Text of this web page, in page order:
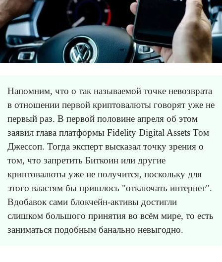
Напомним, что о так называемой точке невозврата
в отношении первой криптовалюты говорят уже не
первый раз. В первой половине апреля об этом
заявил глава платформы Fidelity Digital Assets Том
Джессоп. Тогда эксперт высказал точку зрения о
том, что запретить Биткоин или другие
криптовалюты уже не получится, поскольку для
этого властям бы пришлось "отключать интернет".
Вдобавок сами блокчейн-активы достигли
слишком большого принятия во всём мире, то есть
заниматься подобным банально невыгодно.